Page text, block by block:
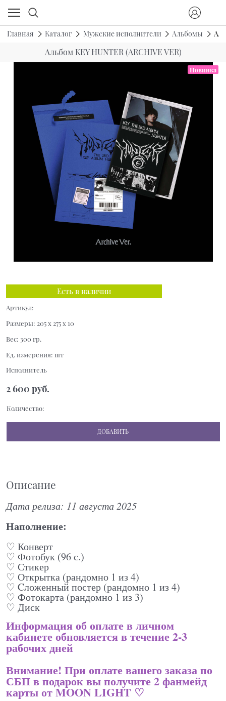
Главная Каталог Мужские исполнители Альбомы
Альбом KEY HUNTER (ARCHIVE VER)
Новинка
Есть в наличии
Артикул:
Размеры: 205 x 275 x 10
Вес: 300 гр.
Ед. измерения: шт
Исполнитель
2 600 руб.
Количество:
ДОБАВИТЬ
Описание
Дата релиза: 11 августа 2025
Наполнение:
♡ Конверт
♡ Фотобук (96 с.)
♡ Стикер
♡ Открытка (рандомно 1 из 4)
♡ Cложенный постер (рандомно 1 из 4)
♡ Фотокарта (рандомно 1 из 3)
♡ Диск
Информация об оплате в личном
кабинете обновляется в течение 2-3
рабочих дней
Внимание! При оплате вашего заказа по
СБП в подарок вы получите 2 фанмейд
карты от MOON LIGHT ♡